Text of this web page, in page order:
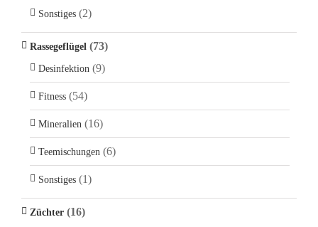
Sonstiges (2)
Rassegeflügel (73)
Desinfektion (9)
Fitness (54)
Mineralien (16)
Teemischungen (6)
Sonstiges (1)
Züchter (16)